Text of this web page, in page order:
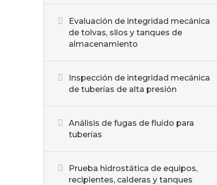
Evaluación de integridad mecánica
de tolvas, silos y tanques de
almacenamiento
Inspección de integridad mecánica
de tuberías de alta presión
Análisis de fugas de fluído para
tuberías
Prueba hidrostática de equipos,
recipientes, calderas y tanques